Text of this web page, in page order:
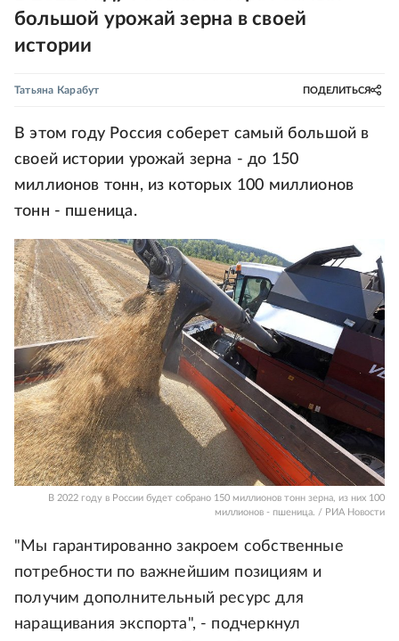
большой урожай зерна в своей
истории
Татьяна Карабут ПОДЕЛИТЬСЯ
В этом году Россия соберет самый большой в
своей истории урожай зерна - до 150
миллионов тонн, из которых 100 миллионов
тонн - пшеница.
В 2022 году в России будет собрано 150 миллионов тонн зерна, из них 100
миллионов - пшеница. / РИА Новости
"Мы гарантированно закроем собственные
потребности по важнейшим позициям и
получим дополнительный ресурс для
наращивания экспорта", - подчеркнул